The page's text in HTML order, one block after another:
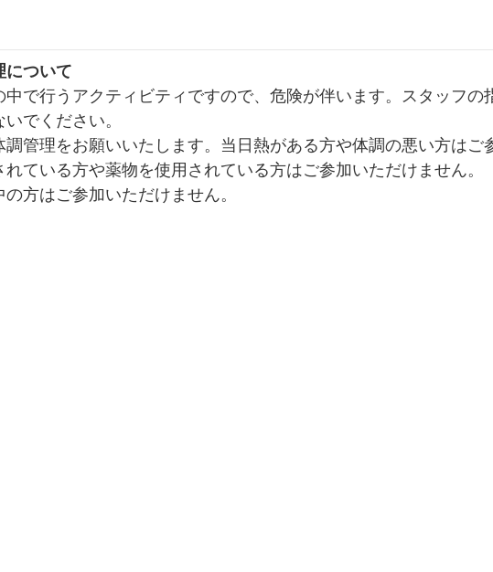
について
中で行うアクティビティですので、危険が伴います。スタッフの
でください。
調管理をお願いいたします。当日熱がある方や体調の悪い方はご
れている方や薬物を使用されている方はご参加いただけません。
の方はご参加いただけません。